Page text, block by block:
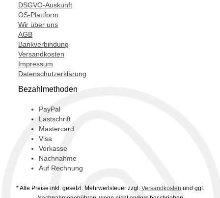
DSGVO-Auskunft
OS-Plattform
Wir über uns
AGB
Bankverbindung
Versandkosten
Impressum
Datenschutzerklärung
Bezahlmethoden
PayPal
Lastschrift
Mastercard
Visa
Vorkasse
Nachnahme
Auf Rechnung
* Alle Preise inkl. gesetzl. Mehrwertsteuer zzgl. Versandkosten und ggf.